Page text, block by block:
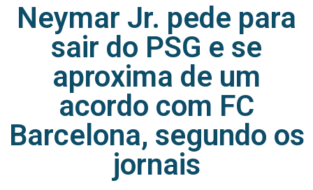
Neymar Jr. pede para
sair do PSG e se
aproxima de um
acordo com FC
Barcelona, segundo os
jornais